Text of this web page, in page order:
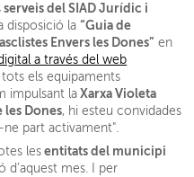
serveis del SIAD Jurídic i
disposició la“Guia de
Envers les Dones” en
a través del web
els equipaments
impulsant la Xarxa Violeta
Dones, hi esteu convidades
part activament".
les entitats del municipi
d’aquest mes. I per